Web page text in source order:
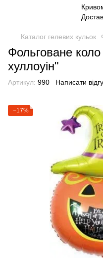
Каталог гелевих кульок
Фольговане
хуллоуін"
Артикул: 990 Написати
−17%